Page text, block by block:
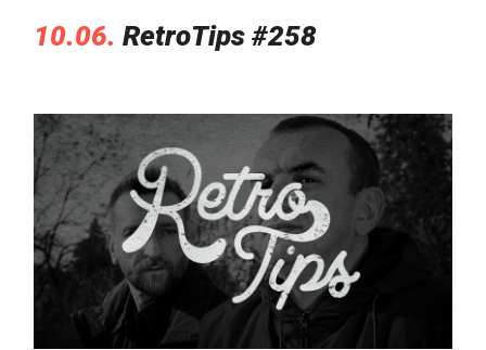
10.06. RetroTips #258